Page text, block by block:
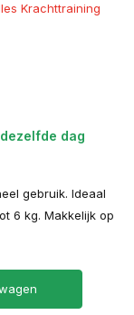
Krachttraining
dag
gebruik. Ideaal
6 kg. Makkelijk op